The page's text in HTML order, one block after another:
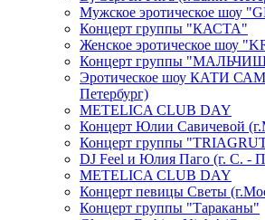
Мужское эротическое шоу
Концерт группы "КАСТА"
Женское эротическое шоу
Концерт группы
Эротическое шоу КАТИ
Петербург)
METELICA CLUB DAY
Концерт Юлии Савичевой
Концерт группы
DJ Feel и Юлия Паго (г. С. -
METELICA CLUB DAY
Концерт певицы Светы
Концерт группы "Тараканы"